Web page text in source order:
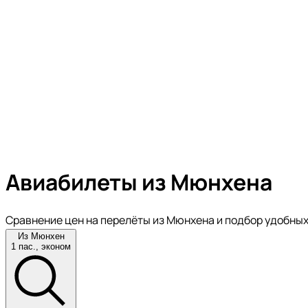
Авиабилеты из Мюнхена
Сравнение цен на перелёты из Мюнхена и подбор
Из Мюнхен
1 пас., эконом